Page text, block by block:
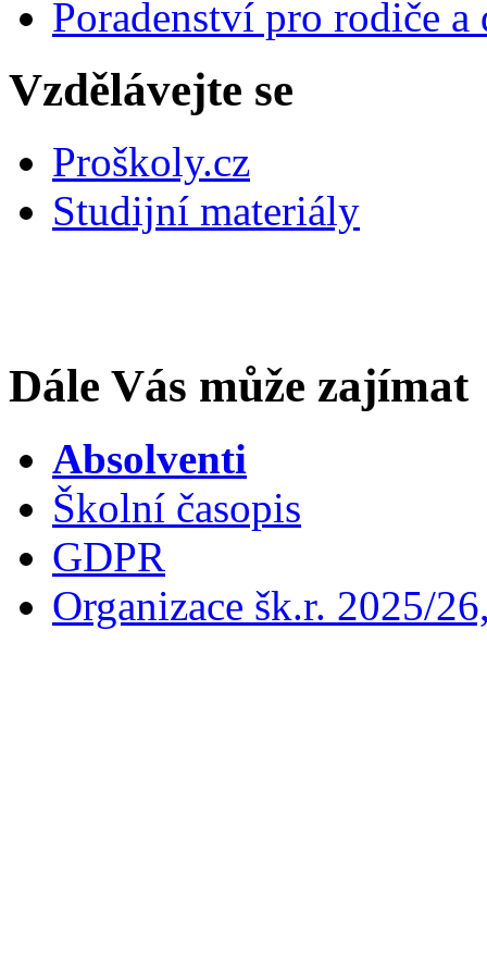
Poradenství pro rodiče
Vzdělávejte se
Proškoly.cz
Studijní materiály
Dále Vás může zajímat
Absolventi
Školní časopis
GDPR
Organizace šk.r. 2025/